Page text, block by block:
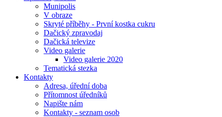
Munipolis
V obraze
Skryté příběhy - První kostka cukru
Dačický zpravodaj
Dačická televize
Video galerie
Video galerie 2020
Tematická stezka
Kontakty
Adresa, úřední doba
Přítomnost úředníků
Napište nám
Kontakty - seznam osob